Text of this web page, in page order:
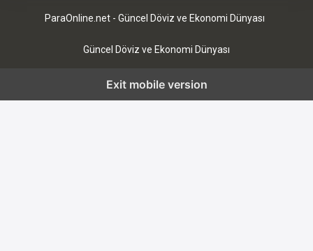
ParaOnline.net - Güncel Döviz ve Ekonomi Dünyası
Güncel Döviz ve Ekonomi Dünyası
Exit mobile version